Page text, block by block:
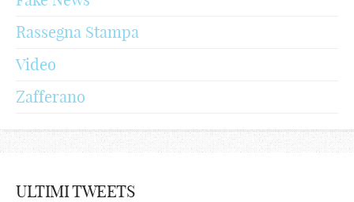
Rassegna Stampa
Video
Zafferano
ULTIMI TWEETS